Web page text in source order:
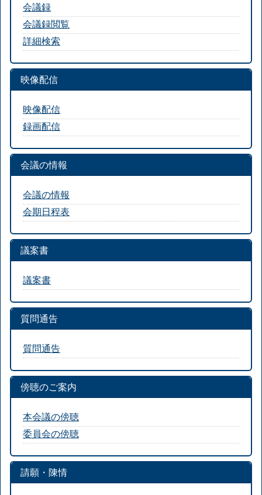
会議録
会議録閲覧
詳細検索
映像配信
映像配信
録画配信
会議の情報
会議の情報
会期日程表
議案書
議案書
質問通告
質問通告
傍聴のご案内
本会議の傍聴
委員会の傍聴
請願・陳情